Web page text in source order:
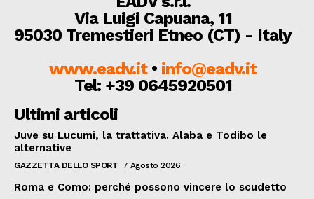
Via Luigi Capuana, 11
95030 Tremestieri Etneo (CT) - Italy
www.eadv.it• info@eadv.it
Tel: +39 0645920501
Ultimi articoli
Juve su Lucumi, la trattativa. Alaba e Todibo le
alternative
GAZZETTA DELLO SPORT 7 Agosto 2026
Roma e Como: perché possono vincere lo scudetto